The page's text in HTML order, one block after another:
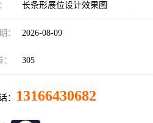
长条形展位设计效果图
： 2026-08-09
305
： 13166430682